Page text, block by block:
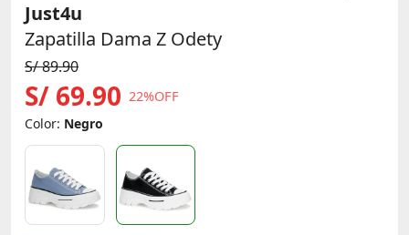
Just4u
Zapatilla Dama Z Odety
S/ 89.90
S/ 69.90 22%OFF
Color: Negro